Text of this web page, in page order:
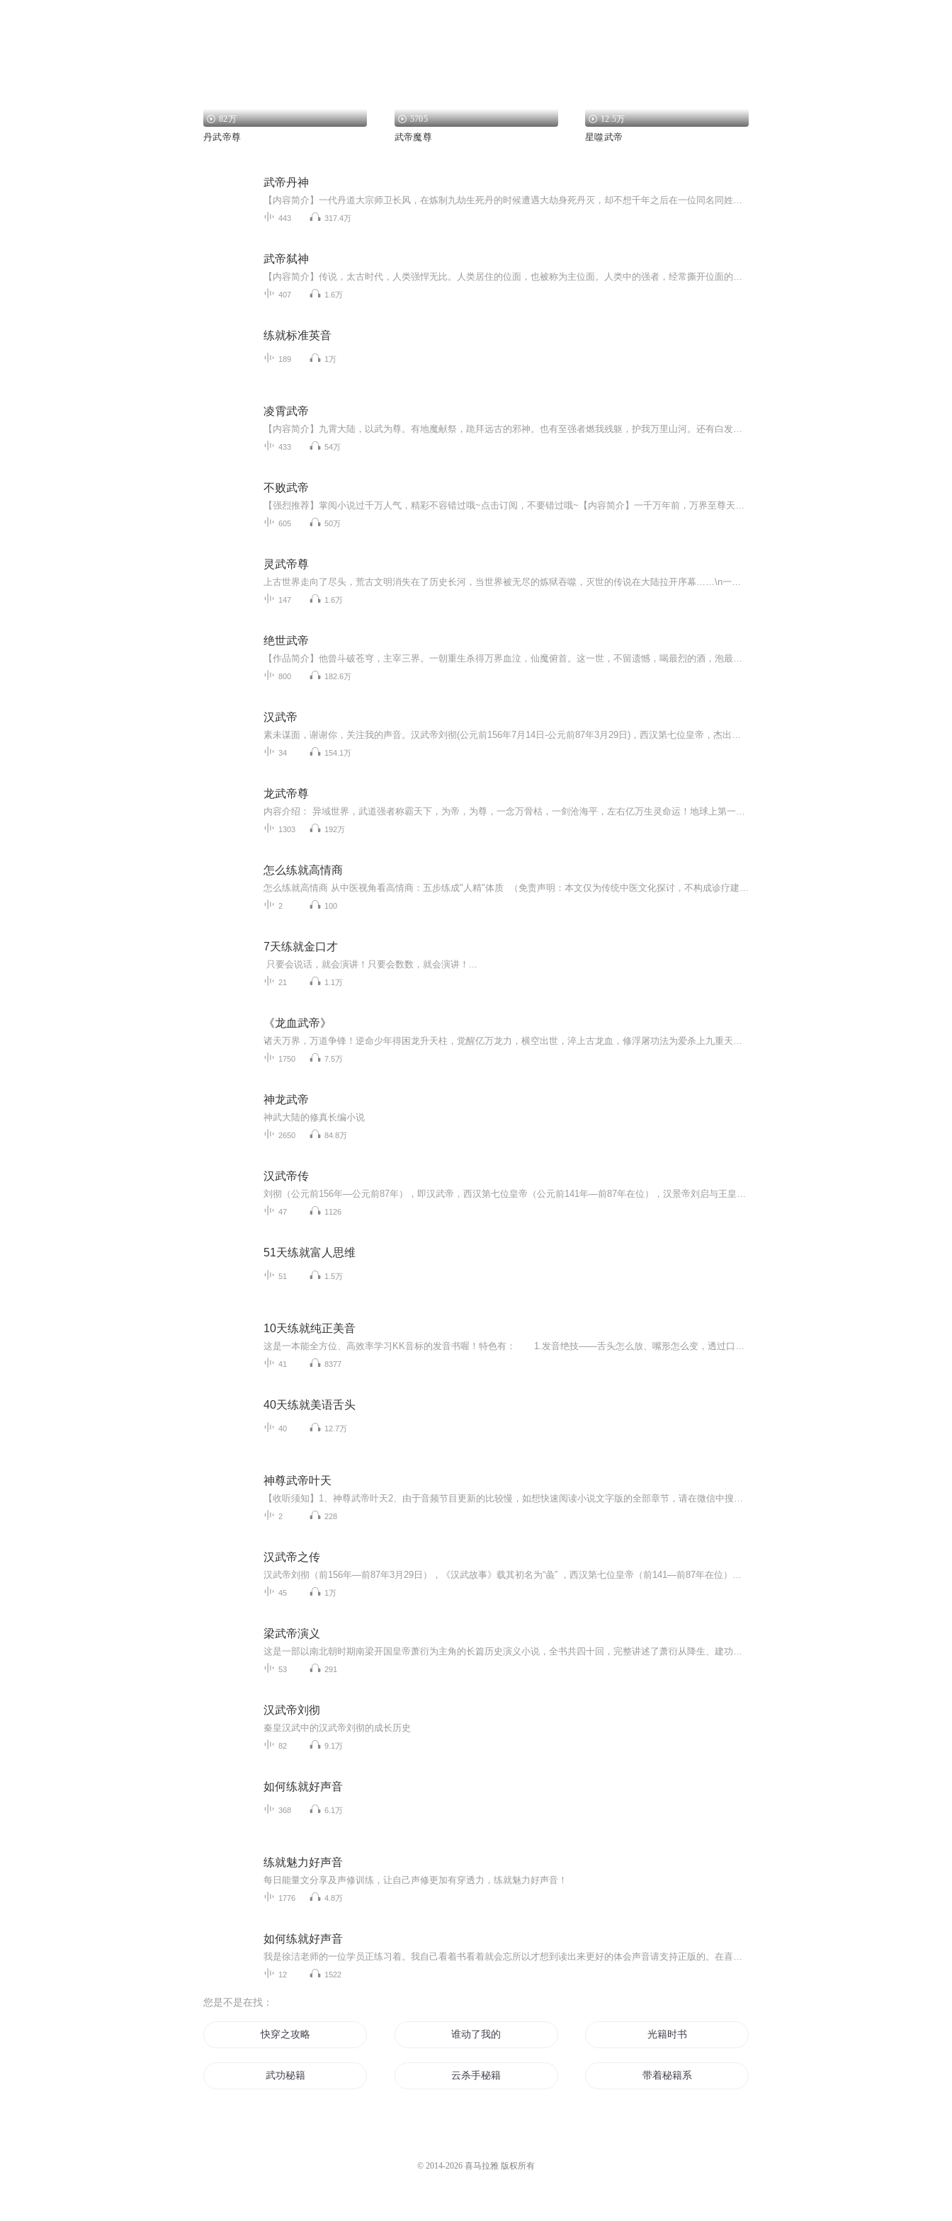
82万
丹武帝尊
5705
武帝魔尊
12.5万
星噬武帝
武帝丹神
【内容简介】一代丹道大宗师卫长风，在炼制九劫生死丹的时候遭遇大劫身死丹灭，却不想千年之后在一位同名同姓的卑微少年身上夺舍重生！这一世，他要填补前生所有的遗憾！这一世，他要重炼丹神，再成无上武帝！这一世，他要傲视万古大陆，笑看风起云涌！【...
443 317.4万
武帝弑神
【内容简介】传说，太古时代，人类强悍无比。人类居住的位面，也被称为主位面。人类中的强者，经常撕开位面的屏障，降临其他位面，捕捉其他种族，如龙族、精灵族、海族甚至自称为神明的种族，充当人类的奴隶。人类暴行，最终引起各族的愤怒。在神族的号召...
407 1.6万
练就标准英音
189 1万
凌霄武帝
【内容简介】九霄大陆，以武为尊。有地魔献祭，跪拜远古的邪神。也有至强者燃我残躯，护我万里山河。还有白发武帝，独守天关，抵御域外天魔！那是自远古流传的战歌，传唱了无数个纪元时代，沉寂了岁月时空……直到……有一滴血，压塌了星域，打破了沉寂，...
433 54万
不败武帝
【强烈推荐】掌阅小说过千万人气，精彩不容错过哦~点击订阅，不要错过哦~【内容简介】一千万年前，万界至尊天帝镇压一代武帝于九重天界之下，一千万年后，一名少年从遗弃之地走出，剑指苍穹，势要推翻天道！【作者简介】关月：逐浪签约作者，代表作《万魔...
605 50万
灵武帝尊
上古世界走向了尽头，荒古文明消失在了历史长河，当世界被无尽的炼狱吞噬，灭世的传说在大陆拉开序幕……\n一位来自地球的年轻人出现在了这陌生的世界，当他意识到必须用自…
147 1.6万
绝世武帝
【作品简介】他曾斗破苍穹，主宰三界。一朝重生杀得万界血泣，仙魔俯首。这一世，不留遗憾，喝最烈的酒，泡最美的女人。踩着敌人的累累尸骨，成为天地间最厉害的绝世武帝。【作者介绍】此书必火，资深玄幻作者，书写多部畅销作品。【主播介绍】傲然，有声...
800 182.6万
汉武帝
素未谋面，谢谢你，关注我的声音。汉武帝刘彻(公元前156年7月14日-公元前87年3月29日)，西汉第七位皇帝，杰出的政治家、战略家、诗人。刘彻十六岁登基，为巩固皇权，汉武帝建立了中朝，在地方设置刺史，开创察举制选拔人才。采纳主父偃的建议，颁行推恩令...
34 154.1万
龙武帝尊
内容介绍： 异域世界，武道强者称霸天下，为帝，为尊，一念万骨枯，一剑沧海平，左右亿万生灵命运！地球上第一杀手龙御，死后重生到了以武为尊的异界，成为一个被驱逐出世家的废柴子弟。然而，龙的传人岂会平凡？当传承无上太古之秘的九幽龙印觉醒，昔日废...
1303 192万
怎么练就高情商
怎么练就高情商 从中医视角看高情商：五步练成"人精"体质 （免责声明：本文仅为传统中医文化探讨，不构成诊疗建议。笔者并非执业医师，具体健康问题请咨询专业机构。） 最近总听人说"情商是硬伤"，这话听着比"多喝热水"还扎心。有没有发现医院针灸...
2 100
7天练就金口才
只要会说话，就会演讲！只要会数数，就会演讲！...
21 1.1万
《龙血武帝》
诸天万界，万道争锋！逆命少年得困龙升天柱，觉醒亿万龙力，横空出世，淬上古龙血，修浮屠功法为爱杀上九重天，以三千通能，铸永恒国度，登上武帝之巅
1750 7.5万
神龙武帝
神武大陆的修真长编小说
2650 84.8万
汉武帝传
刘彻（公元前156年—公元前87年），即汉武帝，西汉第七位皇帝（公元前141年—前87年在位），汉景帝刘启与王皇后之子。谥号孝武皇帝，庙号世宗，葬于茂陵。继任者为汉昭帝[1-2]。刘彻四岁立为胶东王。七岁为皇太子，母为皇后。十六岁即位。政治上，录用人才...
47 1126
51天练就富人思维
51 1.5万
10天练就纯正美音
这是一本能全方位、高效率学习KK音标的发音书喔！特色有： 1.发音绝技——舌头怎么放、嘴形怎么变，透过口形透视图，风趣易懂的为您讲解。 2.锻炼地道“英语口”——为了锻炼出地道“英语口”的口腔肌肉，每一单元精选出单词、生活常用句子，可以眼...
41 8377
40天练就美语舌头
40 12.7万
神尊武帝叶天
【收听须知】1、神尊武帝叶天2、由于音频节目更新的比较慢，如想快速阅读小说文字版的全部章节，请在微信中搜索公/众/号【黑葡萄文学】，关注后，并在公/众/号中回复：【756】，便可快速阅读小说文字版全集。（注意：需要在公/众/号中回复才有效哦）
2 228
汉武帝之传
汉武帝刘彻（前156年—前87年3月29日），《汉武故事》载其初名为“彘” ，西汉第七位皇帝（前141—前87年在位），杰出的政治家、文学家。汉景帝刘启的儿子，母为王皇后。 刘彻初封胶东王，七岁被立为皇太子，十六岁继承皇位，在位五十四年，功业甚多：对内...
45 1万
梁武帝演义
这是一部以南北朝时期南梁开国皇帝萧衍为主角的长篇历史演义小说，全书共四十回，完整讲述了萧衍从降生、建功、开国、崇佛到最终因侯景之乱而亡国的一生，贯穿了梁朝由兴到衰的全过程。全书以因果轮回、天命劫数为贯穿始终的思想主线：善念开国、妒念招祸...
53 291
汉武帝刘彻
秦皇汉武中的汉武帝刘彻的成长历史
82 9.1万
如何练就好声音
368 6.1万
练就魅力好声音
每日能量文分享及声修训练，让自己声修更加有穿透力，练就魅力好声音！
1776 4.8万
如何练就好声音
我是徐洁老师的一位学员正练习着。我自己看着书看着就会忘所以才想到读出来更好的体会声音请支持正版的。在喜马找老师的如何练就好声音自己听。如果我这试练习有那里不好或者违规什么请联系我。我第一时间给删了。谢谢
12 1522
您是不是在找：
快穿之攻略男神秘籍 谁动了我的秘籍 光籍时书
武功秘籍 云杀手秘籍 带着秘籍系统闯异世
© 2014-2026 喜马拉雅 版权所有